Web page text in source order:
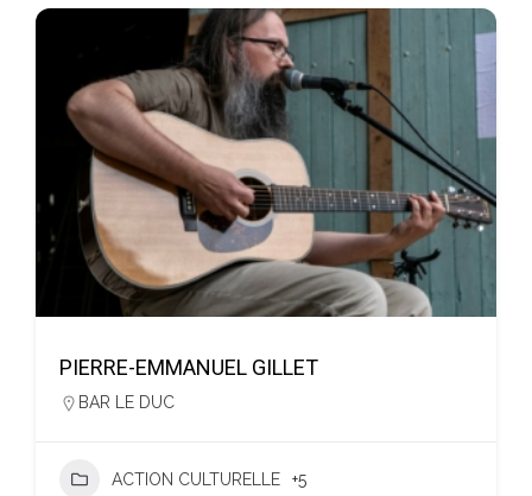
PIERRE-EMMANUEL GILLET
BAR LE DUC
ACTION CULTURELLE +5